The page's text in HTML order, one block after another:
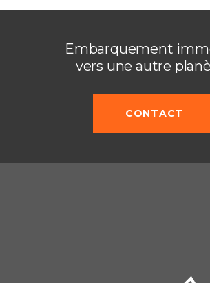
Embarquement
vers une autre
CONTACT